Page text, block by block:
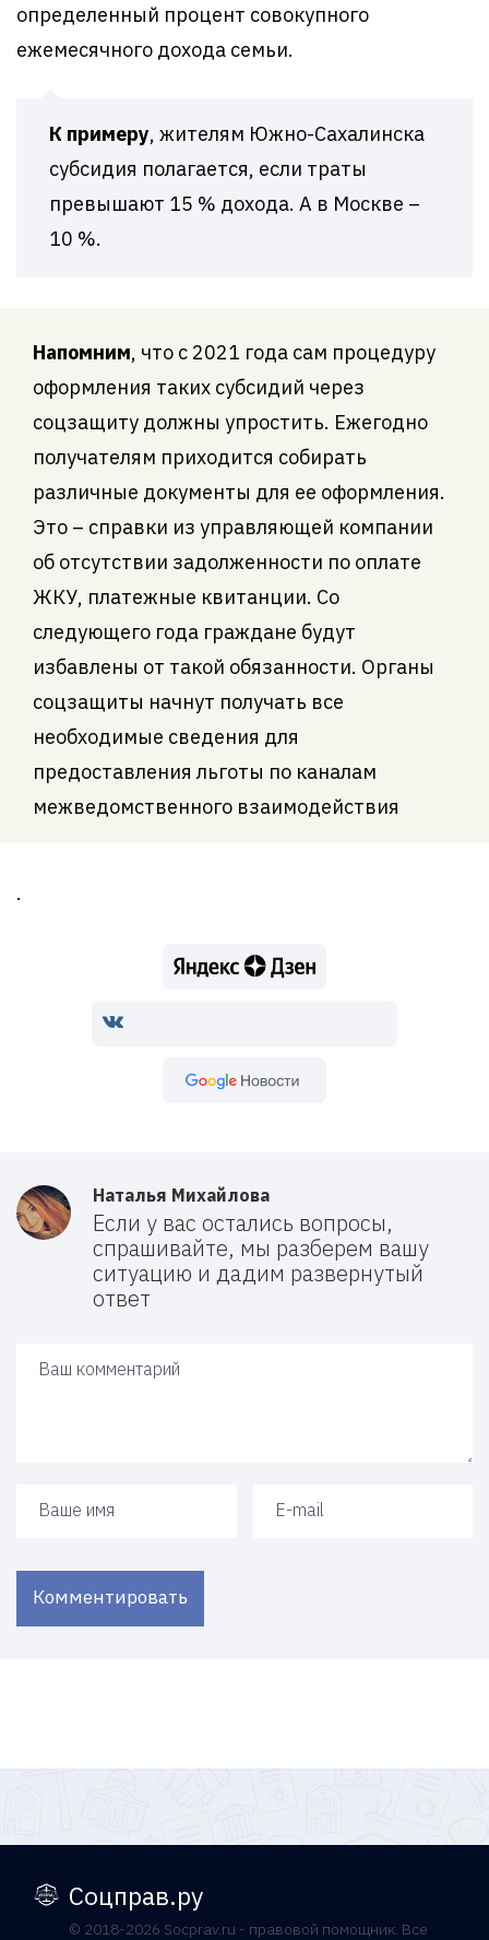
определенный процент совокупного
ежемесячного дохода семьи.
К примеру, жителям Южно-Сахалинска
субсидия полагается, если траты
превышают 15 % дохода. А в Москве –
10 %.
Напомним, что с 2021 года сам процедуру
оформления таких субсидий через
соцзащиту должны упростить. Ежегодно
получателям приходится собирать
различные документы для ее оформления.
Это – справки из управляющей компании
об отсутствии задолженности по оплате
ЖКУ, платежные квитанции. Со
следующего года граждане будут
избавлены от такой обязанности. Органы
соцзащиты начнут получать все
необходимые сведения для
предоставления льготы по каналам
межведомственного взаимодействия
.
Наталья Михайлова
Если у вас остались вопросы,
спрашивайте, мы разберем вашу
ситуацию и дадим развернутый
ответ
Комментировать
Соцправ.ру
© 2018-2026 Socprav.ru - правовой помощник. Все